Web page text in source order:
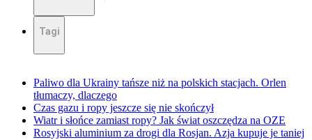
Tagi
Paliwo dla Ukrainy tańsze niż na polskich stacjach. Orlen
tłumaczy, dlaczego
Czas gazu i ropy jeszcze się nie skończył
Wiatr i słońce zamiast ropy? Jak świat oszczędza na OZE
Rosyjski aluminium za drogi dla Rosjan. Azja kupuje je taniej